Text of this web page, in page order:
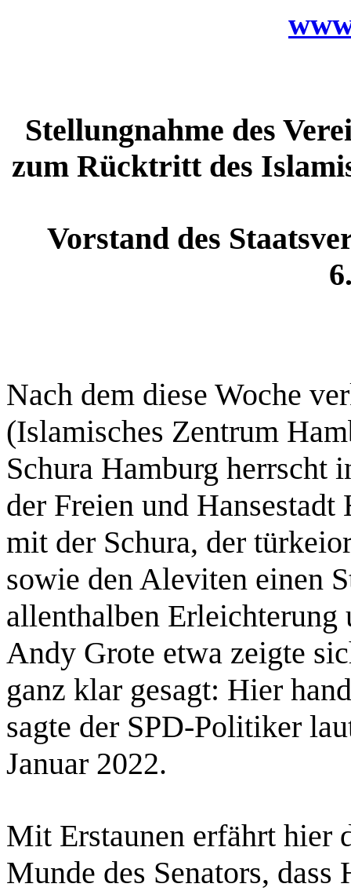
Stellungnahme des
zum Rücktritt des
Vorstand des
Nach dem diese Woche
(Islamisches Zentrum
Schura Hamburg herrscht
der Freien und
mit der Schura, der
sowie den Aleviten einen
allenthalben Erleichterung
Andy Grote etwa zeigte
ganz klar gesagt: Hier
sagte der SPD-Politiker
Januar 2022.
Mit Erstaunen erfährt hier
Munde des Senators,